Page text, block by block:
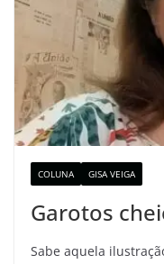
COLUNA GISA VEIGA
Garotos
Sabe aquela